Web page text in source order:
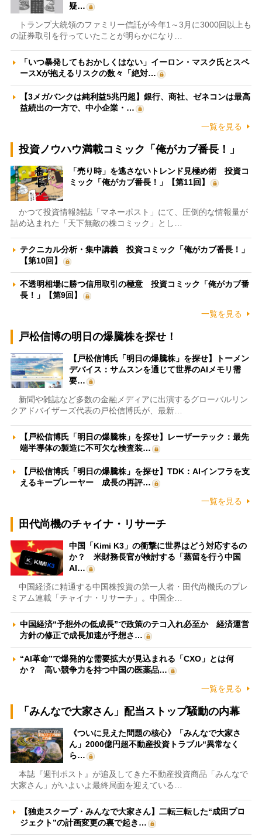
疑…
トランプ大統領のファミリー信託が今年1～3月に3000回以上も
の証券取引を行っていたことが明らかになり…
「いつ暴発してもおかしくはない」イーロン・マスク氏とスペ
ースXが抱えるリスクの数々「絶対…
【3メガバンクは純利益5兆円超】銀行、商社、ゼネコンは最高
益続出の一方で、中小企業・…
一覧を見る
投資ノウハウ満載コミック「俺がカブ番長！」
「売り時」を逃さないトレンド見極め術 投資コ
ミック「俺がカブ番長！」【第11回】
かつて投資情報雑誌「マネーポスト」にて、圧倒的な情報量が
詰め込まれた「天下無敵の株コミック」とし…
テクニカル分析・集中講義 投資コミック「俺がカブ番長！」
【第10回】
不透明相場に勝つ信用取引の極意 投資コミック「俺がカブ番
長！」【第9回】
一覧を見る
戸松信博の明日の爆騰株を探せ！
【戸松信博氏「明日の爆騰株」を探せ】トーメン
デバイス：サムスンを通じて世界のAIメモリ需
要…
新聞や雑誌など多数の金融メディアに出演するグローバルリン
クアドバイザーズ代表の戸松信博氏が、最新…
【戸松信博氏「明日の爆騰株」を探せ】レーザーテック：最先
端半導体の製造に不可欠な検査装…
【戸松信博氏「明日の爆騰株」を探せ】TDK：AIインフラを支
えるキープレーヤー 成長の再評…
一覧を見る
田代尚機のチャイナ・リサーチ
中国「Kimi K3」の衝撃に世界はどう対応するの
か？ 米財務長官が検討する「蒸留を行う中国
AI…
中国経済に精通する中国株投資の第一人者・田代尚機氏のプレ
ミアム連載「チャイナ・リサーチ」。中国企…
中国経済“予想外の低成長”で政策のテコ入れ必至か 経済運営
方針の修正で成長加速が予想さ…
“AI革命”で爆発的な需要拡大が見込まれる「CXO」とは何
か？ 高い競争力を持つ中国の医薬品…
一覧を見る
「みんなで大家さん」配当ストップ騒動の内幕
《ついに見えた問題の核心》「みんなで大家さ
ん」2000億円超不動産投資トラブル“異常なく
ら…
本誌『週刊ポスト』が追及してきた不動産投資商品「みんなで
大家さん」がいよいよ最終局面を迎えている…
【独走スクープ・みんなで大家さん】二転三転した“成田プロ
ジェクト”の計画変更の裏で起き…